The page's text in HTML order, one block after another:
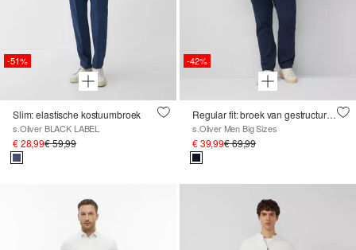
-51%
Slim: elastische kostuumbroek
s.Oliver BLACK LABEL
€ 28,99€ 59,99
-42%
Regular fit: broek van gestructureerd katoen
s.Oliver Men Big Sizes
€ 39,99€ 69,99